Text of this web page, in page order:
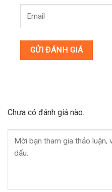
Chưa có đánh giá nào.